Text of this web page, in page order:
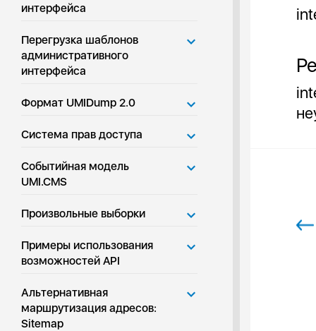
интерфейса
Перегрузка шаблонов
административного
интерфейса
Формат UMIDump 2.0
Система прав доступа
Событийная модель
UMI.CMS
Произвольные выборки
Примеры использования
возможностей API
Альтернативная
маршрутизация адресов:
Sitemap